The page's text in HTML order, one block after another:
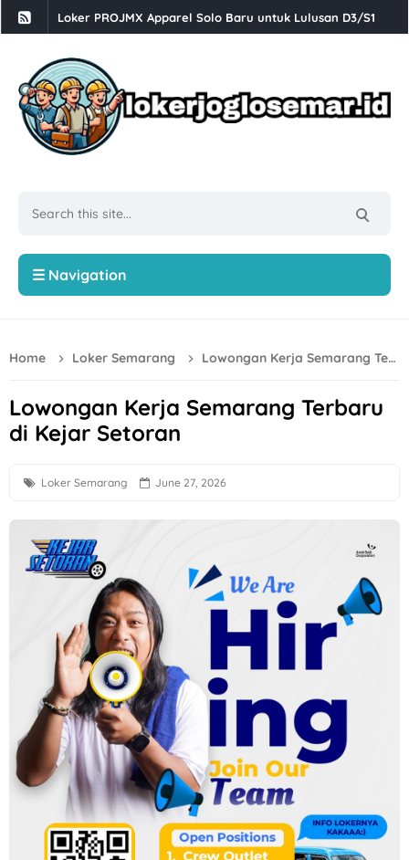
Lowongan Kerja Perusahaan Bakery SOFDOH
Loker Crew Dapur, Kepala Outlet di Djuragan Group
Loker Perbankan Sukoharjo Lulusan SMA dan D3 di PT BPR
Loker Creative Desain Staff, Staff Operasional, dll di PT Tri
Lowongan Kerja Perusahaan F&B di Waroeng Tokyo
Loker Kota Semarang di CV Bumi Raya Indonesia Bulan
Loker Supervisor Store dan Barista di Pangestu Coffee
Loker Technical Sales, Social Media & Counter Officer di
Loker Operator Mesin Kayu, Tukang Kayu PT Venus Java
Loker Host Live Malam di Setulus Signature Sukoharjo
Loker Telecustomer Service, Deskcollection Hybrid di
Loker Bulan Agustus 2026 di PT Sakti Pangan Perkasa
Loker Solo Raya Minimal Lulusan SMK di Niagara Kosmetik
OSS BSB Semarang Hiring Helper, Driver, Staff Admin Toko
Loker Solo di PPCP Indoprint Posisi Graphic Design Full Time
Lowongan Kerja Staff Toko Putra Lestari di Solo
Loker Solo Terbaru di New Surya Motor
Loker Dealer Resmi Motor Yamaha Argo Motor di
Loker PROJMX Apparel Solo Baru untuk Lulusan D3/S1
☰ Navigation
Home Loker Semarang Lowongan Kerja Semarang Terbaru di Kejar Setoran
Lowongan Kerja Semarang Terbaru
di Kejar Setoran
Loker Semarang June 27, 2026